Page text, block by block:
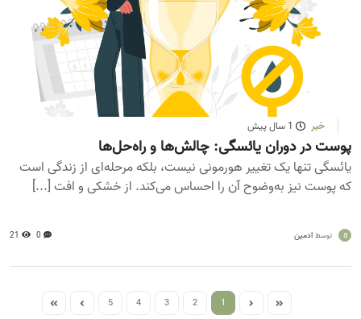
خبر 1 سال پیش
پوست در دوران یائسگی: چالش‌ها و راه‌حل‌ها
یائسگی تنها یک تغییر هورمونی نیست، بلکه مرحله‌ای از زندگی است
که پوست نیز به‌وضوح آن را احساس می‌کند. از خشکی و افت [...]
a توسط ادمین 0
21
1
2
3
4
5